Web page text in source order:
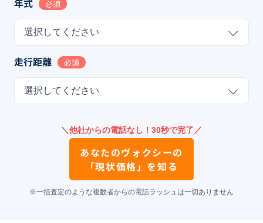
年式 必須
選択してください
走行距離 必須
選択してください
＼他社からの電話なし！30秒で完了／
あなたのヴォクシーの
「現状価格」を知る
※一括査定のような複数者からの電話ラッシュは一切ありません